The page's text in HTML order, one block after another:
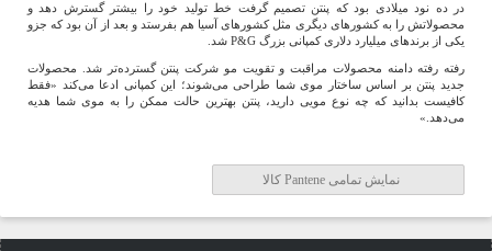
در ده نود میلادی بود که پنتن تصمیم گرفت خط تولید خود را بیشتر گسترش دهد و
محصولاتش را به کشورهای دیگری مثل کشورهای آسیا هم بفرستد و بعد از آن بود که جزو
یکی از برندهای میلیارد دلاری کمپانی بزرگ P&G شد.
رفته رفته دامنه محصولات مراقبت و تقویت مو شرکت پنتن گسترده‌تر شد. محصولات
جدید پنتن بر اساس ساختار موی شما طراحی می‌شوند؛ این کمپانی ادعا می‌کند «فقط
کافیست بدانید که چه نوع مویی دارید، پنتن بهترین حالت ممکن را به موی شما هدیه
می‌دهد.»
نمایش تمامی Pantene کالا